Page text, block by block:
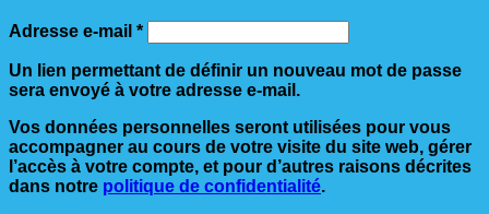
Adresse e-mail *Obligatoire
Un lien permettant de définir un nouveau mot de passe
sera envoyé à votre adresse e-mail.
Vos données personnelles seront utilisées pour vous
accompagner au cours de votre visite du site web, gérer
l’accès à votre compte, et pour d’autres raisons décrites
dans notre politique de confidentialité.